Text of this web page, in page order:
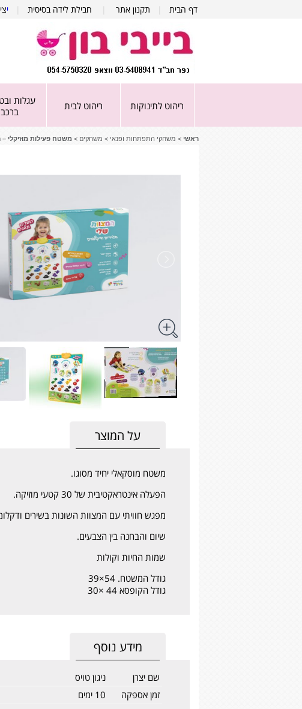
דף הבית תקנון אתר חבילת לידה בסיסית י
ריהוט לתינוקות ריהוט לבית
עגלות
ברכב
ראשי > משחקי התפתחות ופנאי > משחקים > משטח פעילות מוזיקלי –
על המוצר
משטח מוסקאלי יחיד מסוגו.
הפעלה אינטראקטיבית של 30 קטעי מוזיקה.
מפגש חוויתי עם המצוות השונות בשירים
שיום והבחנה בין הצבעים.
שמות החיות וקולות
גודל המשטח. 54×39
גודל הקופסא 44 ×30
מידע נוסף
שם יצרן
ניגון טויס
זמן אספקה
10 ימים